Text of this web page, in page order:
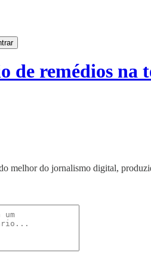
de remédios
melhor do jornalismo digital,